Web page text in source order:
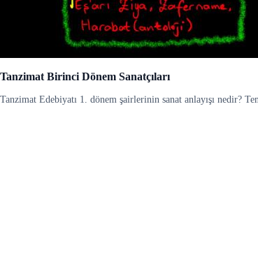
Tanzimat Birinci Dönem Sanatçıları
Tanzimat Edebiyatı 1. dönem şairlerinin sanat anlayışı nedir?